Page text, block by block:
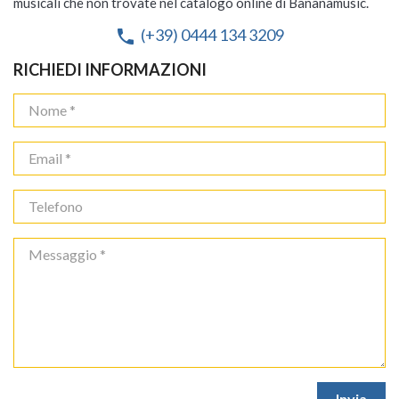
phone (+39) 0444 134 3209
RICHIEDI INFORMAZIONI